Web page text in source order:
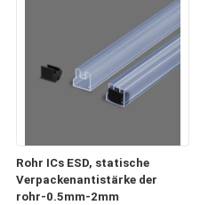
Rohr ICs ESD, statische
Verpackenantistärke der
rohr-0.5mm-2mm